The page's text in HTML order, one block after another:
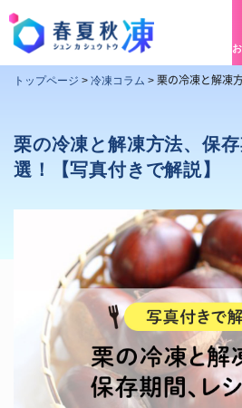
トップページ > 冷凍コラム > 栗の冷凍と解凍
栗の冷凍と解凍方法、保
選！【写真付きで解説】